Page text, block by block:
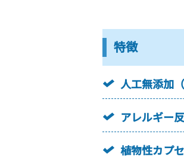
特徴
人工無添加
アレルギー
植物性カプ